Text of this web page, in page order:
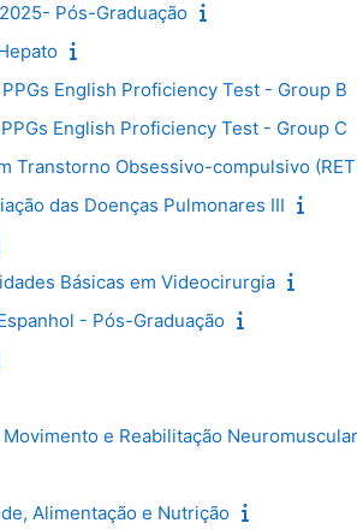
Pós-Graduação
English Proficiency Test - Group B
English Proficiency Test - Group C
Transtorno Obsessivo-compulsivo
das Doenças Pulmonares III
Básicas em Videocirurgia
- Pós-Graduação
e Reabilitação Neuromuscular
Alimentação e Nutrição